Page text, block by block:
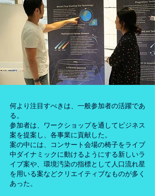
何より注目すべきは、一般参加者の活躍であ
る。
参加者は、ワークショップを通してビジネス
案を提案し、各事業に貢献した。
案の中には、コンサート会場の椅子をライブ
中ダイナミックに動けるようにする新しいラ
イブ案や、環境汚染の指標として人口流れ星
を用いる案などクリエイティブなものが多く
あった。